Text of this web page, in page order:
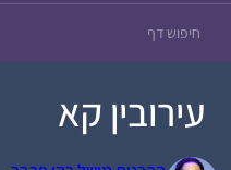
עירובין קא